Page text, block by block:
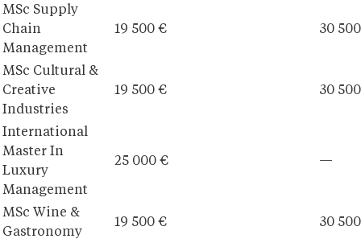
MSc Supply
Chain
Management
19 500 € 30
MSc Cultural &
Creative
Industries
19 500 € 30
International
Master In
Luxury
Management
25 000 € —
MSc Wine &
Gastronomy
19 500 € 30